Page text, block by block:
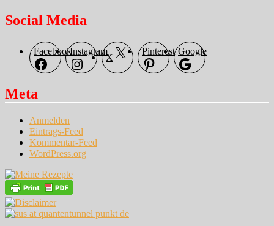
Social Media
FacebookInstagram
X
Pinterest Google
Meta
Anmelden
Eintrags-Feed
Kommentar-Feed
WordPress.org